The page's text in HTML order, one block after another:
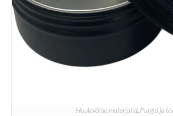
Huulevõide materjalid, Purgid ja